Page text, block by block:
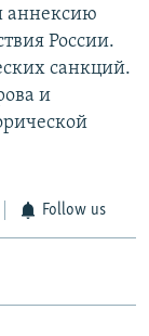
аннексию
России.
санкций.
и
Follow us